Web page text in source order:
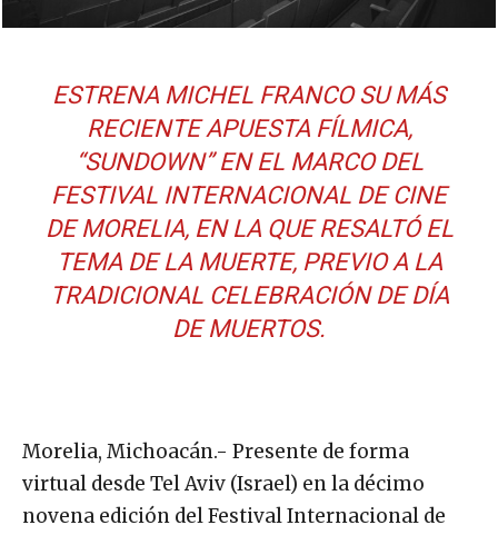
ESTRENA MICHEL FRANCO SU MÁS
RECIENTE APUESTA FÍLMICA,
“SUNDOWN” EN EL MARCO DEL
FESTIVAL INTERNACIONAL DE CINE
DE MORELIA, EN LA QUE RESALTÓ EL
TEMA DE LA MUERTE, PREVIO A LA
TRADICIONAL CELEBRACIÓN DE DÍA
DE MUERTOS.
Morelia, Michoacán.- Presente de forma
virtual desde Tel Aviv (Israel) en la décimo
novena edición del Festival Internacional de